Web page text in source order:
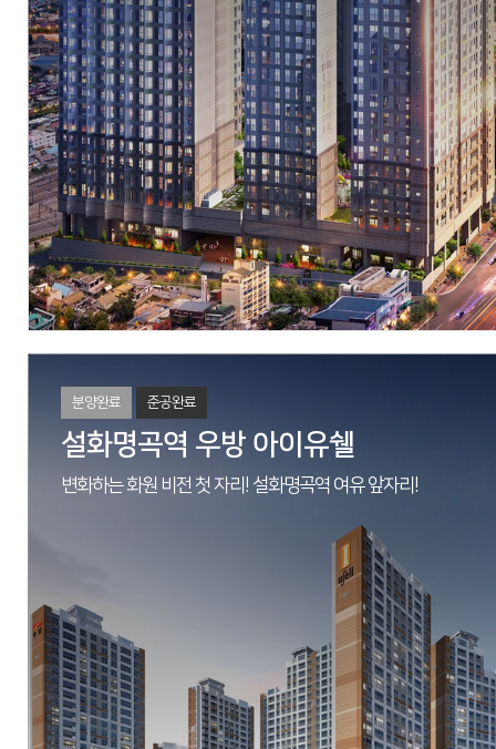
M/H 경상남도 창원시 성산구 중앙동 101-3
현장 경상남도 창원시 진해구 남양동 20-2번지
시행 아시아신탁(주)
시공 동아건설산업(주), (주)우방
세대수 총 564세대
분양문의 055-264-5088
자세히 보기
M/H 대구광역시 수성구 황금동 844
현장 대구광역시 동구 신천동 70-1 일원
시행 동대구 신천3동 지역주택조합
분양완료 준공완료
설화명곡역 우방 아이유쉘
변화하는 화원 비전 첫 자리! 설화명곡역 여유 앞자리!